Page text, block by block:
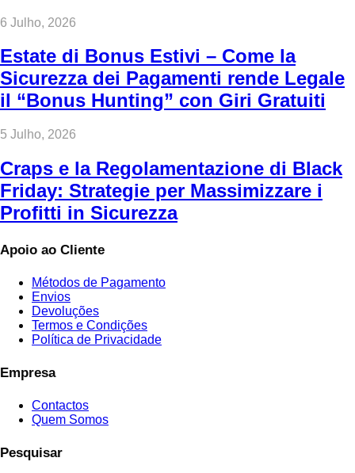
6 Julho, 2026
Estate di Bonus Estivi – Come la
Sicurezza dei Pagamenti rende Legale
il “Bonus Hunting” con Giri Gratuiti
5 Julho, 2026
Craps e la Regolamentazione di Black
Friday: Strategie per Massimizzare i
Profitti in Sicurezza
Apoio ao Cliente
Métodos de Pagamento
Envios
Devoluções
Termos e Condições
Política de Privacidade
Empresa
Contactos
Quem Somos
Pesquisar